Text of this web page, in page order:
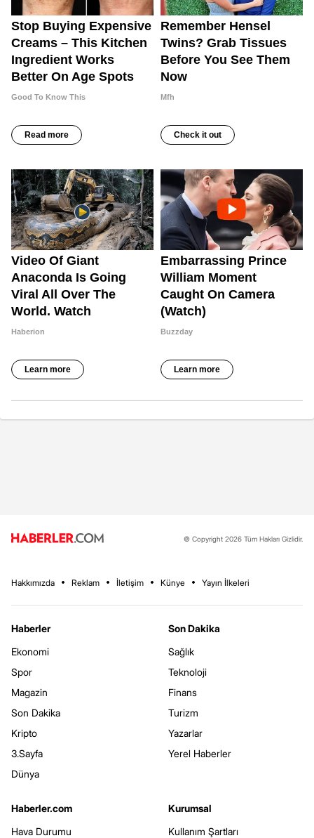
© Copyright 2026 Tüm Hakları Gizlidir.
Hakkımızda Reklam İletişim Künye Yayın İlkeleri
Haberler
Ekonomi
Spor
Magazin
Son Dakika
Kripto
3.Sayfa
Dünya
Son Dakika
Sağlık
Teknoloji
Finans
Turizm
Yazarlar
Yerel Haberler
Haberler.com
Hava Durumu
Kurumsal
Kullanım Şartları